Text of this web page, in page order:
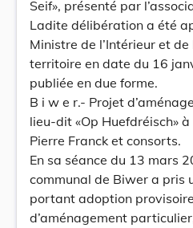
Seif», présenté par
Ladite délibération a été
Ministre de l’Intérieur et
territoire en date du 16
publiée en due forme.
B i w e r.- Projet
lieu-dit «Op Huefdréisch»
Pierre Franck et consorts.
En sa séance du 13 mars
communal de Biwer a pris
portant adoption
d’aménagement